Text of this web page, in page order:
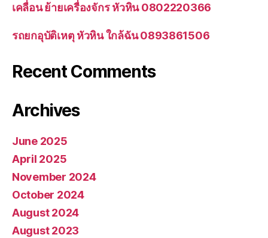
เคลื่อน ย้ายเครื่องจักร หัวหิน 0802220366
รถยกอุบัติเหตุ หัวหิน ใกล้ฉัน 0893861506
Recent Comments
Archives
June 2025
April 2025
November 2024
October 2024
August 2024
August 2023